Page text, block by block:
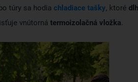
túry sa hodia chladiace tašky, ktoré
vnútorná termoizolačná vložka.